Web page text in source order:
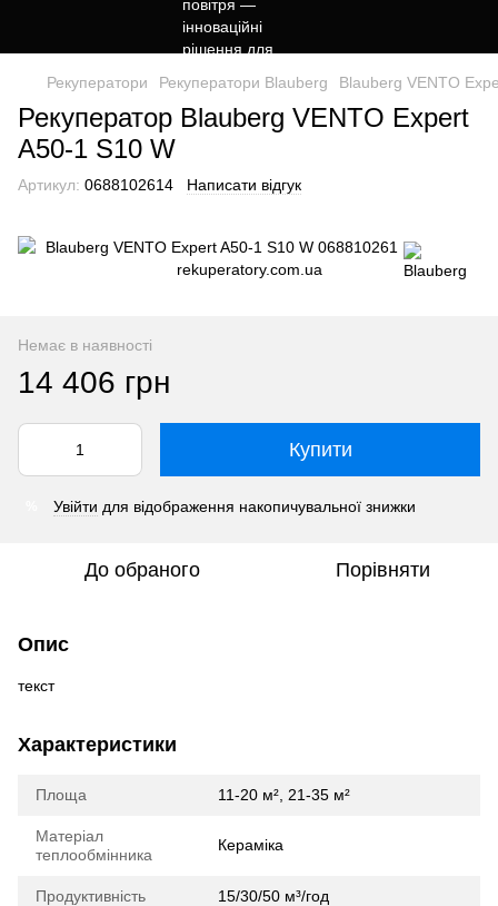
Рекуператори Рекуператори Blauberg Blauberg VENTO
Рекуператор Blauberg VENTO Expert
A50-1 S10 W
Артикул: 0688102614 Написати відгук
Немає в наявності
14 406 грн
Купити
Увійти для відображення накопичувальної знижки
До обраного Порівняти
Опис
текст
Характеристики
Площа 11-20 м², 21-35 м²
Матеріал
теплообмінника
Кераміка
Продуктивність 15/30/50 м³/год